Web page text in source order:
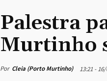
Palestra
Murtinho
Por Cleia (Porto Murtinho) 13:21 -